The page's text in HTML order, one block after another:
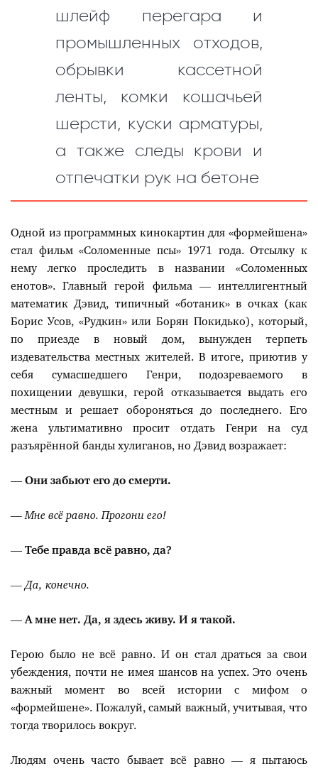
шлейф перегара и
промышленных отходов,
обрывки кассетной
ленты, комки кошачьей
шерсти, куски арматуры,
а также следы крови и
отпечатки рук на бетоне
Одной из программных кинокартин для «формейшена»
стал фильм «Соломенные псы» 1971 года. Отсылку к
нему легко проследить в названии «Соломенных
енотов». Главный герой фильма — интеллигентный
математик Дэвид, типичный «ботаник» в очках (как
Борис Усов, «Рудкин» или Борян Покидько), который,
по приезде в новый дом, вынужден терпеть
издевательства местных жителей. В итоге, приютив у
себя сумасшедшего Генри, подозреваемого в
похищении девушки, герой отказывается выдать его
местным и решает обороняться до последнего. Его
жена ультимативно просит отдать Генри на суд
разъярённой банды хулиганов, но Дэвид возражает:
— Они забьют его до смерти.
— Мне всё равно. Прогони его!
— Тебе правда всё равно, да?
— Да, конечно.
— А мне нет. Да, я здесь живу. И я такой.
Герою было не всё равно. И он стал драться за свои
убеждения, почти не имея шансов на успех. Это очень
важный момент во всей истории с мифом о
«формейшене». Пожалуй, самый важный, учитывая, что
тогда творилось вокруг.
Людям очень часто бывает всё равно — я пытаюсь